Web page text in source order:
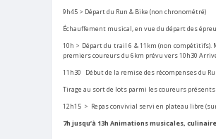
9h45 > Départ du Run & Bike (non chronométré)
Échauffement musical, en vue du départ des
10h > Départ du trail 6 & 11km (non
premiers coureurs du 6km prévu vers 10h30
11h30 Début de la remise des récompenses du
Tirage au sort de lots parmi les coureurs présents
12h15 > Repas convivial servi en plateau libre
7h jusqu’à 13h Animations musicales,